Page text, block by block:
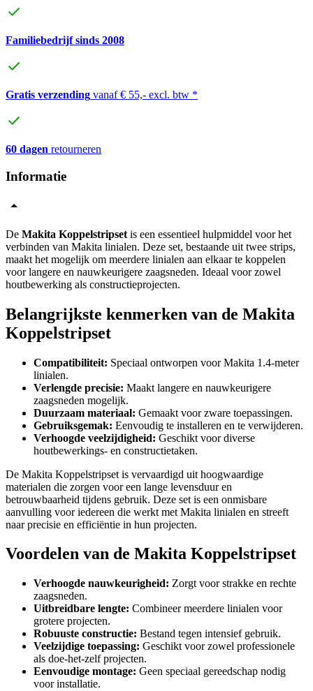
Familiebedrijf sinds 2008
Gratis verzending vanaf € 55,- excl. btw *
60 dagen retourneren
Informatie
De Makita Koppelstripset is een essentieel hulpmiddel voor het
verbinden van Makita linialen. Deze set, bestaande uit twee strips,
maakt het mogelijk om meerdere linialen aan elkaar te koppelen
voor langere en nauwkeurigere zaagsneden. Ideaal voor zowel
houtbewerking als constructieprojecten.
Belangrijkste kenmerken van de Makita
Koppelstripset
Compatibiliteit: Speciaal ontworpen voor Makita 1.4-meter
linialen.
Verlengde precisie: Maakt langere en nauwkeurigere
zaagsneden mogelijk.
Duurzaam materiaal: Gemaakt voor zware toepassingen.
Gebruiksgemak: Eenvoudig te installeren en te verwijderen.
Verhoogde veelzijdigheid: Geschikt voor diverse
houtbewerkings- en constructietaken.
De Makita Koppelstripset is vervaardigd uit hoogwaardige
materialen die zorgen voor een lange levensduur en
betrouwbaarheid tijdens gebruik. Deze set is een onmisbare
aanvulling voor iedereen die werkt met Makita linialen en streeft
naar precisie en efficiëntie in hun projecten.
Voordelen van de Makita Koppelstripset
Verhoogde nauwkeurigheid: Zorgt voor strakke en rechte
zaagsneden.
Uitbreidbare lengte: Combineer meerdere linialen voor
grotere projecten.
Robuuste constructie: Bestand tegen intensief gebruik.
Veelzijdige toepassing: Geschikt voor zowel professionele
als doe-het-zelf projecten.
Eenvoudige montage: Geen speciaal gereedschap nodig
voor installatie.